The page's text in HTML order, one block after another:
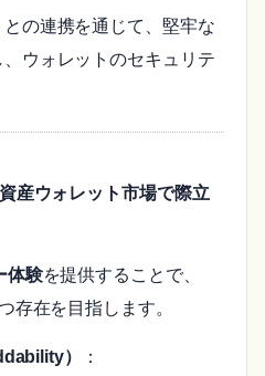
の連携を通じて、堅牢な
ウォレットのセキュリテ
産ウォレット市場で際立
体験を提供することで、
存在を目指します。
） ：